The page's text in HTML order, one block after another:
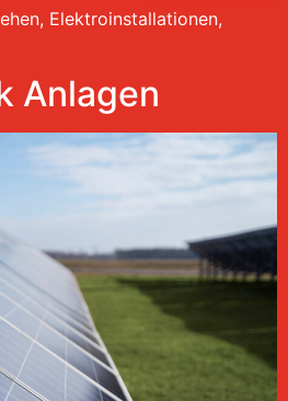
Elektroinstallationen,
Anlagen